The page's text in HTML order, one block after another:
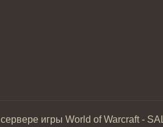
игры World of Warcraft -